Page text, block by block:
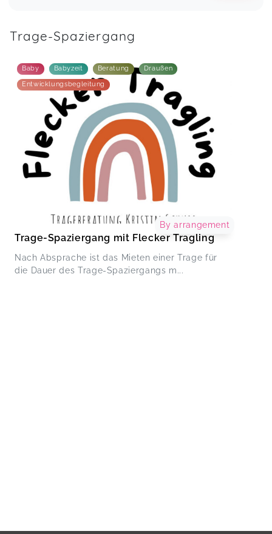
Trage-Spaziergang
Baby Babyzeit Beratung Draußen
Entwicklungsbegleitung
Trage-Spaziergang mit Flecker Tragling
Nach Absprache ist das Mieten einer Trage für
die Dauer des Trage-Spaziergangs m...
By arrangement